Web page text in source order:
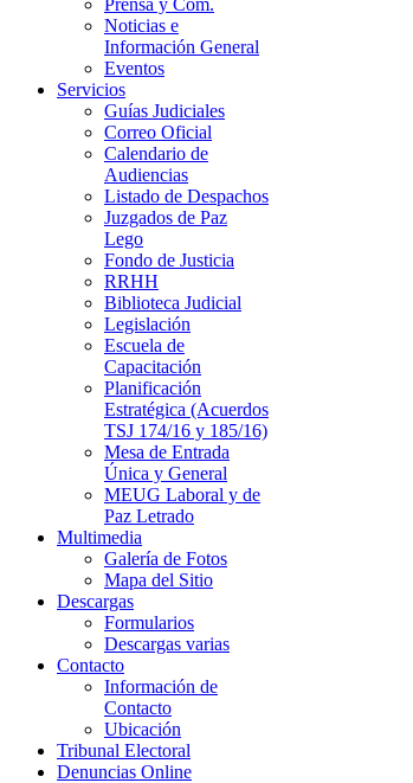
Prensa y Com.
Noticias e
Información General
Eventos
Servicios
Guías Judiciales
Correo Oficial
Calendario de
Audiencias
Listado de Despachos
Juzgados de Paz
Lego
Fondo de Justicia
RRHH
Biblioteca Judicial
Legislación
Escuela de
Capacitación
Planificación
Estratégica (Acuerdos
TSJ 174/16 y 185/16)
Mesa de Entrada
Única y General
MEUG Laboral y de
Paz Letrado
Multimedia
Galería de Fotos
Mapa del Sitio
Descargas
Formularios
Descargas varias
Contacto
Información de
Contacto
Ubicación
Tribunal Electoral
Denuncias Online